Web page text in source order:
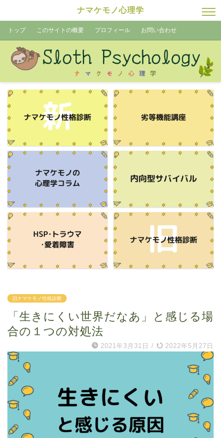
ナマケモノ心理学
トップ このサイトの概要 プロフィール お問い合わせ
旧ナマケモノ性格診断
「生きにくい世界だなあ」と感じる場
合の１つの対処法
2021年3月31日 / 2022年5月27日